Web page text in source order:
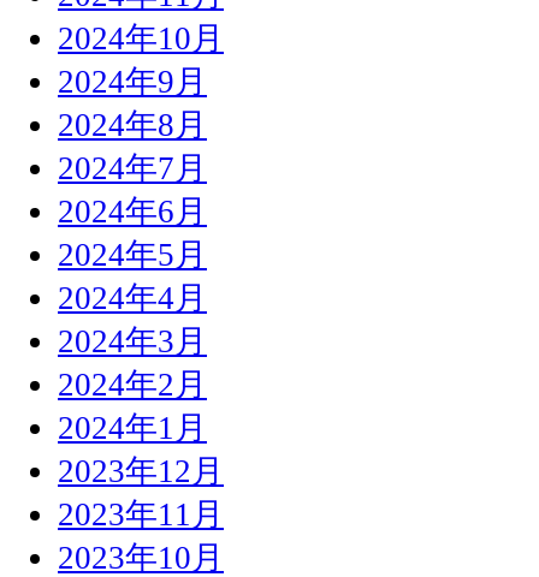
2024年10月
2024年9月
2024年8月
2024年7月
2024年6月
2024年5月
2024年4月
2024年3月
2024年2月
2024年1月
2023年12月
2023年11月
2023年10月